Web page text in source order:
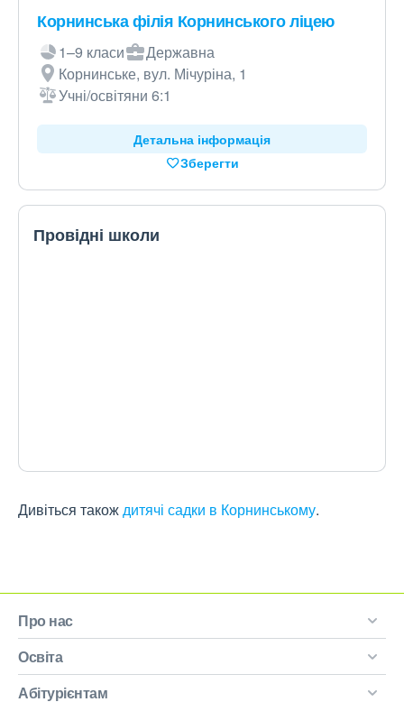
Корнинська філія Корнинського ліцею
1–9 класи
Державна
Корнинське, вул. Мічуріна, 1
Учні/освітяни 6:1
Детальна інформація
Зберегти
Провідні школи
Дивіться такождитячі садки в Корнинському.
Про нас
Освіта
Абітурієнтам